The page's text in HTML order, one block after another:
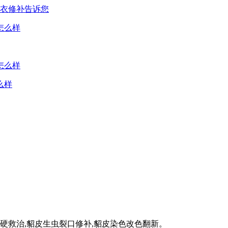
修补告诉您
样
救治,貂皮生虫裂口修补,貂皮染色改色翻新。